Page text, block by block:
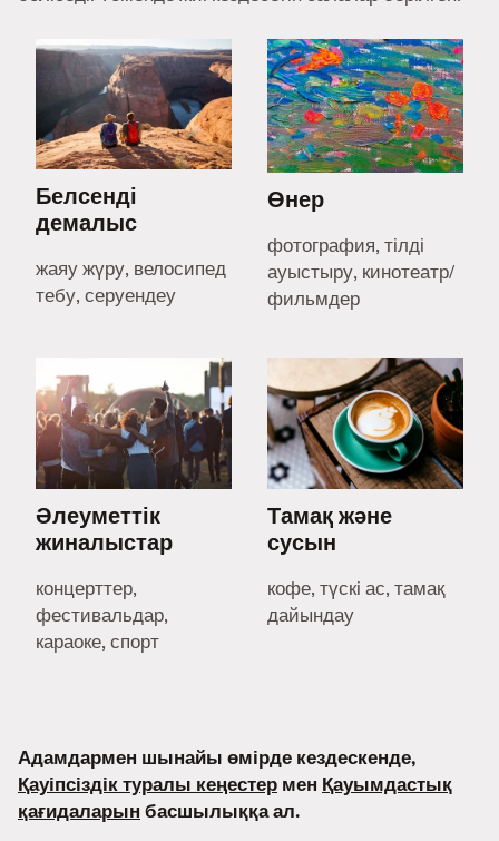
Белсенді
демалыс
жаяу жүру, велосипед
тебу, серуендеу
Өнер
фотография, тілді
ауыстыру, кинотеатр/
фильмдер
Әлеуметтік
жиналыстар
концерттер,
фестивальдар,
караоке, спорт
Тамақ және
сусын
кофе, түскі ас, тамақ
дайындау
Адамдармен шынайы өмірде кездескенде,
Қауіпсіздік туралы кеңестер мен Қауымдастық
қағидаларын басшылыққа ал.